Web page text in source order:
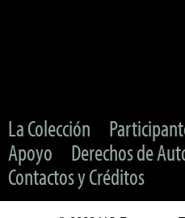
La Colección
Apoyo
Derechos de
Contactos y Créditos